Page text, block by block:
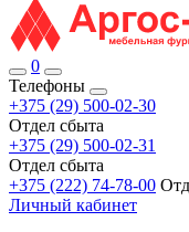
0
Телефоны
+375 (29) 500-02-30
Отдел сбыта
+375 (29) 500-02-31
Отдел сбыта
+375 (222) 74-78-00
Личный кабинет